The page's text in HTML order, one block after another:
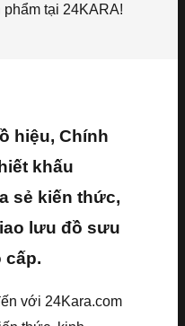
tại 24KARA!
hiệu, Chính
khấu
sẻ kiến thức,
lưu đồ sưu
cấp.
với 24Kara.com